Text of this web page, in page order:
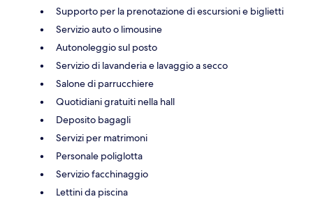
Supporto per la prenotazione di escursioni e biglietti
Servizio auto o limousine
Autonoleggio sul posto
Servizio di lavanderia e lavaggio a secco
Salone di parrucchiere
Quotidiani gratuiti nella hall
Deposito bagagli
Servizi per matrimoni
Personale poliglotta
Servizio facchinaggio
Lettini da piscina